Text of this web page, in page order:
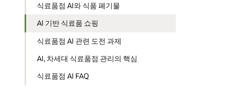
식료품점 AI와 식품 폐기물
AI 기반 식료품 쇼핑
식료품점 AI 관련 도전 과제
AI, 차세대 식료품점 관리의 핵심
식료품점 AI FAQ